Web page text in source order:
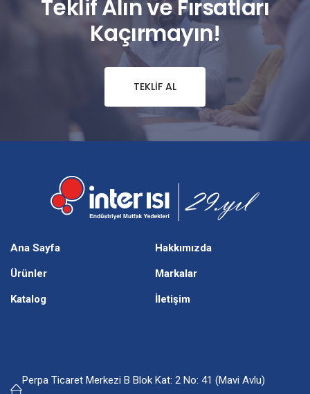
Teklif Alın ve Fırsatları
Kaçırmayın!
TEKLIF AL
Ana Sayfa Hakkımızda
Ürünler Markalar
Katalog İletişim
Perpa Ticaret Merkezi B Blok Kat: 2 No: 41 (Mavi Avlu)